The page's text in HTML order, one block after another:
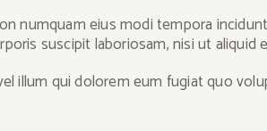
numquam eius modi tempora
suscipit laboriosam, nisi ut aliquid
illum qui dolorem eum fugiat quo